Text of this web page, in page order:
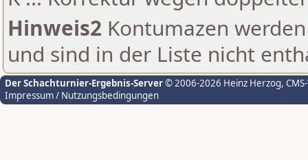
Hinweis2 Kontumazen
und sind in der Liste nicht
Der Schachturnier-Ergebnis-Server© 2006-2026 Heinz Herzog,
Impressum / Nutzungsbedingungen